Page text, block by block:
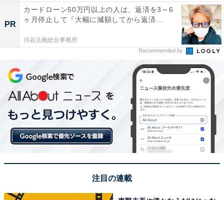
PR
カードローン50万円以上の人は、返済を3～6
ヶ月停止して『大幅に減額してから返済...
渋谷法務総合事務所
Recommended by
注目の連載